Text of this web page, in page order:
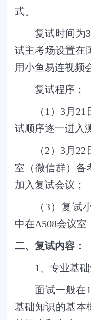
式。
复试时间为3
试主考场设置在
用小鱼易连视频
复试程序：
（1 ） 3 月 21
试顺序逐一进入
（2 ） 3 月 22
室（微信群）备
加入复试会议；
（ 3）复试
中在A508会议室
二、复试内容：
1 、专业基
面试一般在
基础知识的基本